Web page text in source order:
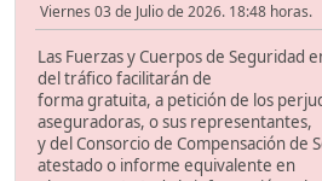
Viernes 03 de Julio de 2026. 18:48 horas.
Las Fuerzas y Cuerpos de Seguridad
del tráfico facilitarán de
forma gratuita, a petición de los
aseguradoras, o sus representantes,
y del Consorcio de Compensación de
atestado o informe equivalente en